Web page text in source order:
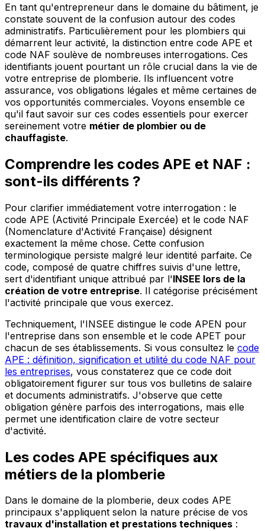
En tant qu'entrepreneur dans le domaine du bâtiment, je
constate souvent de la confusion autour des codes
administratifs. Particulièrement pour les plombiers qui
démarrent leur activité, la distinction entre code APE et
code NAF soulève de nombreuses interrogations. Ces
identifiants jouent pourtant un rôle crucial dans la vie de
votre entreprise de plomberie. Ils influencent votre
assurance, vos obligations légales et même certaines de
vos opportunités commerciales. Voyons ensemble ce
qu'il faut savoir sur ces codes essentiels pour exercer
sereinement votre métier de plombier ou de
chauffagiste.
Comprendre les codes APE et NAF :
sont-ils différents ?
Pour clarifier immédiatement votre interrogation : le
code APE (Activité Principale Exercée) et le code NAF
(Nomenclature d'Activité Française) désignent
exactement la même chose. Cette confusion
terminologique persiste malgré leur identité parfaite. Ce
code, composé de quatre chiffres suivis d'une lettre,
sert d'identifiant unique attribué par l'INSEE lors de la
création de votre entreprise. Il catégorise précisément
l'activité principale que vous exercez.
Techniquement, l'INSEE distingue le code APEN pour
l'entreprise dans son ensemble et le code APET pour
chacun de ses établissements. Si vous consultez le code
APE : définition, signification et utilité du code NAF pour
les entreprises, vous constaterez que ce code doit
obligatoirement figurer sur tous vos bulletins de salaire
et documents administratifs. J'observe que cette
obligation génère parfois des interrogations, mais elle
permet une identification claire de votre secteur
d'activité.
Les codes APE spécifiques aux
métiers de la plomberie
Dans le domaine de la plomberie, deux codes APE
principaux s'appliquent selon la nature précise de vos
travaux d'installation et prestations techniques :